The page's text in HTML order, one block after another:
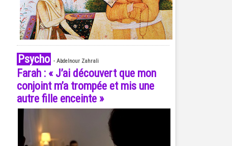
Psycho - Abdelnour Zahrali
Farah : « J’ai découvert que mon
conjoint m’a trompée et mis une
autre fille enceinte »